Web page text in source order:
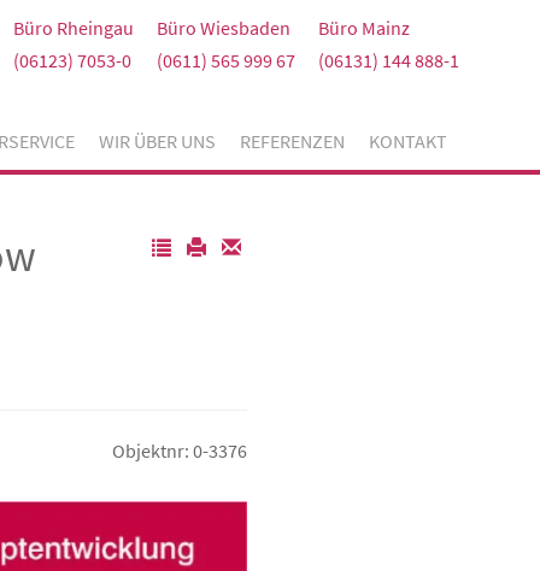
Büro Rheingau
(06123) 7053-0
Büro Wiesbaden
(0611) 565 999 67
Büro Mainz
(06131) 144 888-1
WIR ÜBER UNS REFERENZEN KONTAKT
Objektnr: 0-3376